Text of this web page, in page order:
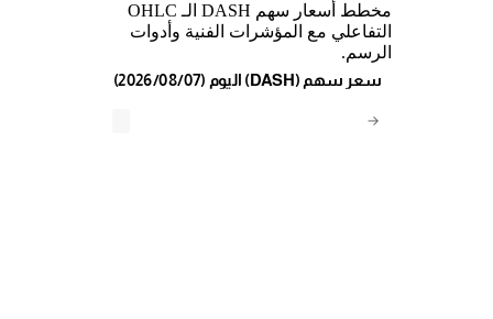
مخطط أسعار سهم DASH الـ OHLC
التفاعلي مع المؤشرات الفنية وأدوات
الرسم.
→
(2026/08/07) اليوم (DASH) سعر سهم